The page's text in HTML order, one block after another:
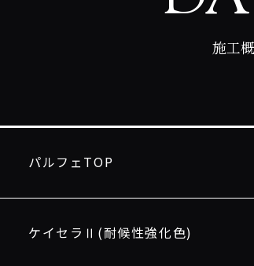
施工
パルフェTOP
ケイセラⅡ(耐候性強化色)